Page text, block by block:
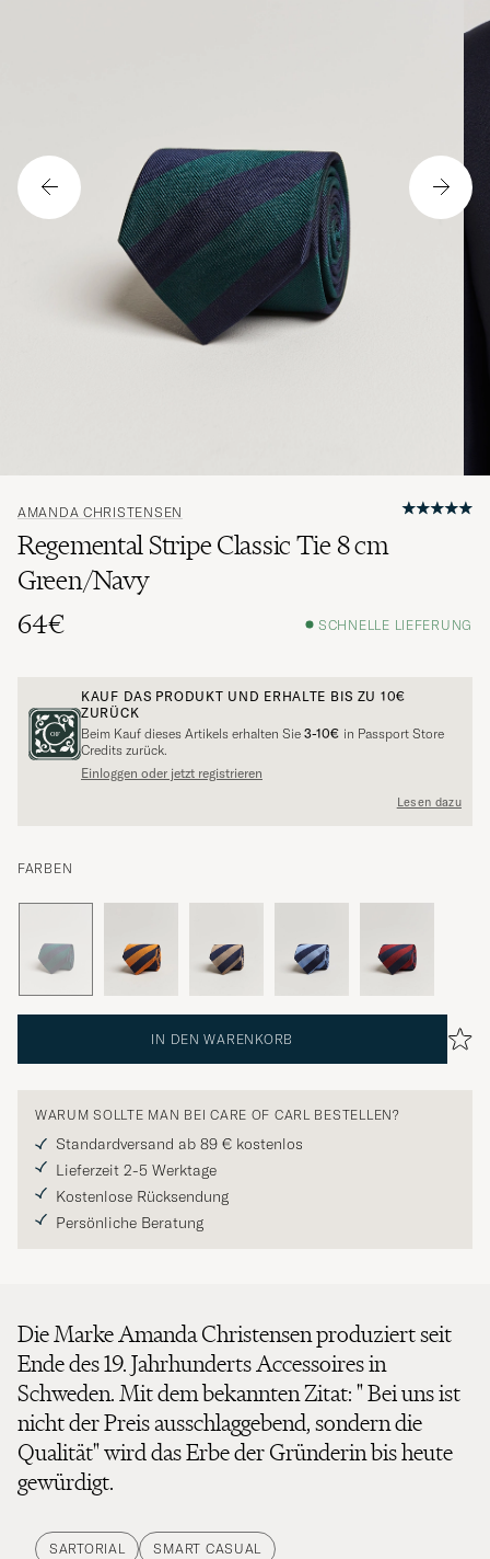
AMANDA CHRISTENSEN
Regemental Stripe Classic Tie 8 cm
Green/Navy
64€
SCHNELLE LIEFERUNG
KAUF DAS PRODUKT UND ERHALTE BIS ZU 10€
ZURÜCK
Beim Kauf dieses Artikels erhalten Sie 3-10€ in Passport Store
Credits zurück.
Einloggen oder jetzt registrieren
Lesen dazu
FARBEN
IN DEN WARENKORB
WARUM SOLLTE MAN BEI CARE OF CARL BESTELLEN?
Standardversand ab 89 € kostenlos
Lieferzeit 2-5 Werktage
Kostenlose Rücksendung
Persönliche Beratung
Die Marke Amanda Christensen produziert seit
Ende des 19. Jahrhunderts Accessoires in
Schweden. Mit dem bekannten Zitat: " Bei uns ist
nicht der Preis ausschlaggebend, sondern die
Qualität" wird das Erbe der Gründerin bis heute
gewürdigt.
SARTORIAL SMART CASUAL